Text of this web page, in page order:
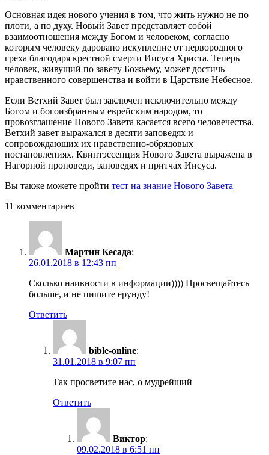
Основная идея нового учения в том, что жить нужно не по
плоти, а по духу. Новый Завет представляет собой
взаимоотношения между Богом и человеком, согласно
которым человеку даровано искупление от первородного
греха благодаря крестной смерти Иисуса Христа. Теперь
человек, живущий по завету Божьему, может достичь
нравственного совершенства и войти в Царствие Небесное.
Если Ветхий Завет был заключен исключительно между
Богом и богоизбранным еврейским народом, то
провозглашение Нового Завета касается всего человечества.
Ветхий завет выражался в десяти заповедях и
сопровождающих их нравственно-обрядовых
постановлениях. Квинтэссенция Нового Завета выражена в
Нагорной проповеди, заповедях и притчах Иисуса.
Вы также можете пройти тест на знание Нового Завета
11 комментариев
Мартин Кесада:
26.01.2018 в 12:43 пп
Сколько наивности в информации)))) Просвещайтесь
больше, и не пишите ерунду!
Ответить
bible-online:
31.01.2018 в 9:07 пп
Так просветите нас, о мудрейший
Ответить
Виктор:
09.02.2018 в 6:51 пп